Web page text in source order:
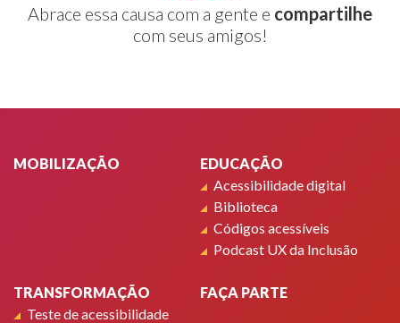
Abrace essa causa com a gente e compartilhe
com seus amigos!
MOBILIZAÇÃO
EDUCAÇÃO
Acessibilidade digital
Biblioteca
Códigos acessíveis
Podcast UX da Inclusão
TRANSFORMAÇÃO
Teste de acessibilidade
FAÇA PARTE